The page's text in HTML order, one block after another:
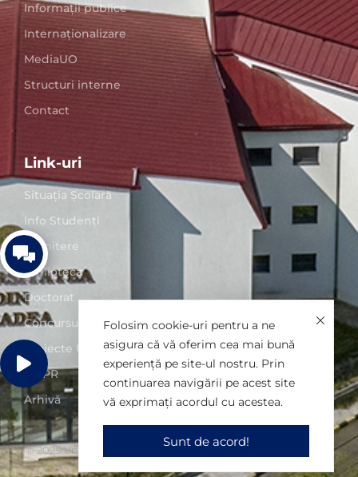
Informații publice
Internaționalizare
MediaUO
Structuri interne
Contact
Link-uri
Situaţia Școlară
Info Studenți
Admitere
Biblioteca
Doctorat
Concursuri posturi
Proiecte UO
GDPR
Arhivă
© 2025 Universitatea din Oradea. Toate drepturile rezervate
Folosim cookie-uri pentru a ne
asigura că vă oferim cea mai bună
experiență pe site-ul nostru. Prin
continuarea navigării pe acest site
vă exprimați acordul cu acestea.
Sunt de acord!